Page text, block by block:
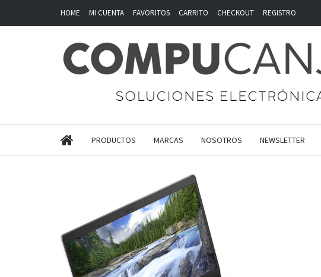
HOME MI CUENTA FAVORITOS CARRITO CHECKOUT REGISTRO
PRODUCTOS MARCAS NOSOTROS NEWSLETTER